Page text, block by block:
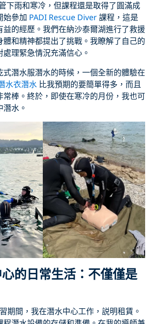
下雨和寒冷，但課程還是取得了圓滿成
始參加 PADI Rescue Diver課程，這是
益的經歷。我們在納沙泰爾湖進行了救援
體和精神都提出了挑戰。我瞭解了自己的
理緊急情況充滿信心。
式潛水服潛水的時候，一個全新的體驗在
水衣潛水 比我預期的要簡單得多，而且
常棒。終於，即使在寒冷的月份，我也可
水。
的日常生活：不僅僅是
期間，我在潛水中心工作，説明租賃。